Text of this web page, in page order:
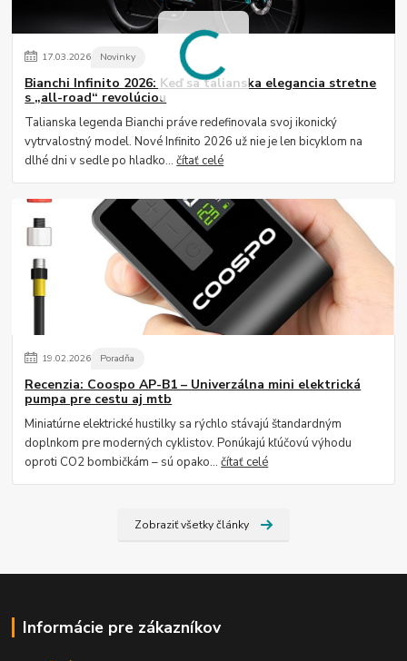
17.03.2026 Novinky
Bianchi Infinito 2026: Keď sa talianska elegancia stretne
s „all-road“ revolúciou
Talianska legenda Bianchi práve redefinovala svoj ikonický
vytrvalostný model. Nové Infinito 2026 už nie je len bicyklom na
dlhé dni v sedle po hladko...čítať celé
19.02.2026 Poradňa
Recenzia: Coospo AP-B1 – Univerzálna mini elektrická
pumpa pre cestu aj mtb
Miniatúrne elektrické hustilky sa rýchlo stávajú štandardným
doplnkom pre moderných cyklistov. Ponúkajú kľúčovú výhodu
oproti CO2 bombičkám – sú opako...čítať celé
Zobraziť všetky články
Informácie pre zákazníkov